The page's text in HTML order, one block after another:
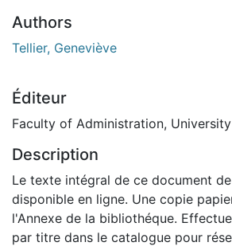
Authors
Tellier, Geneviève
Éditeur
Faculty of Administration,
Description
Le texte intégral de ce document
disponible en ligne. Une copie
l'Annexe de la bibliothéque.
par titre dans le catalogue pour